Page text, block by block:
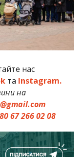
нас
та Instagram.
на
67 266 02 08